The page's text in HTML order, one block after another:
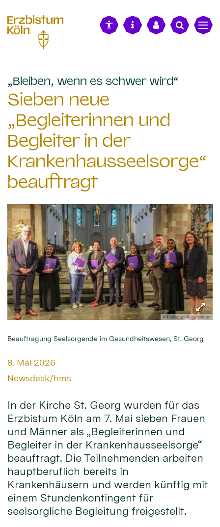
„Bleiben, wenn es schwer wird“
Sieben neue
„Begleiterinnen und
Begleiter in der
Krankenhausseelsorge“
beauftragt
© Erzbistum Köln/Schoon
Beauftragung Seelsorgende im Gesundheitswesen, St. Georg
Datum:
8. Mai 2026
Von:
Newsdesk/hms
In der Kirche St. Georg wurden für das
Erzbistum Köln am 7. Mai sieben Frauen
und Männer als „Begleiterinnen und
Begleiter in der Krankenhausseelsorge“
beauftragt. Die Teilnehmenden arbeiten
hauptberuflich bereits in
Krankenhäusern und werden künftig mit
einem Stundenkontingent für
seelsorgliche Begleitung freigestellt.